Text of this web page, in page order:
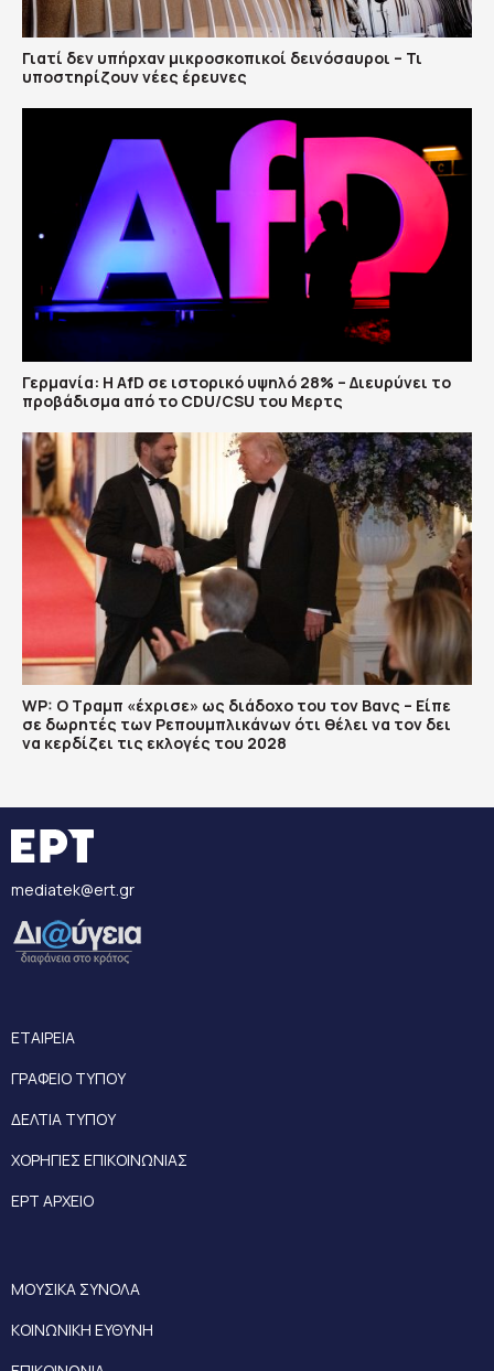
Γιατί δεν υπήρχαν μικροσκοπικοί δεινόσαυροι – Τι
υποστηρίζουν νέες έρευνες
Γερμανία: Η AfD σε ιστορικό υψηλό 28% – Διευρύνει το
προβάδισμα από το CDU/CSU του Μερτς
WP: Ο Τραμπ «έχρισε» ως διάδοχο του τον Βανς – Είπε
σε δωρητές των Ρεπουμπλικάνων ότι θέλει να τον δει
να κερδίζει τις εκλογές του 2028
mediatek@ert.gr
ΕΤΑΙΡΕΙΑ
ΓΡΑΦΕΙΟ ΤΥΠΟΥ
ΔΕΛΤΙΑ ΤΥΠΟΥ
ΧΟΡΗΓΙΕΣ ΕΠΙΚΟΙΝΩΝΙΑΣ
ΕΡΤ ΑΡΧΕΙΟ
ΜΟΥΣΙΚΑ ΣΥΝΟΛΑ
ΚΟΙΝΩΝΙΚΗ ΕΥΘΥΝΗ